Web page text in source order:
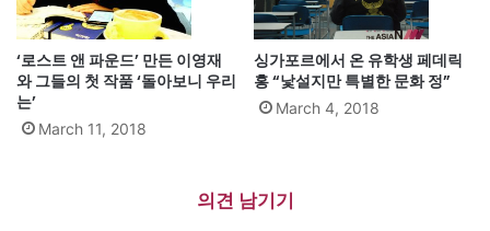
‘로스트 앤 파운드’ 만든 이영재
와 그들의 첫 작품 ‘돌아보니 우리
는’
March 11, 2018
싱가포르에서 온 유학생 페데릭
홍 “낯설지만 특별한 문화 정”
March 4, 2018
의견 남기기